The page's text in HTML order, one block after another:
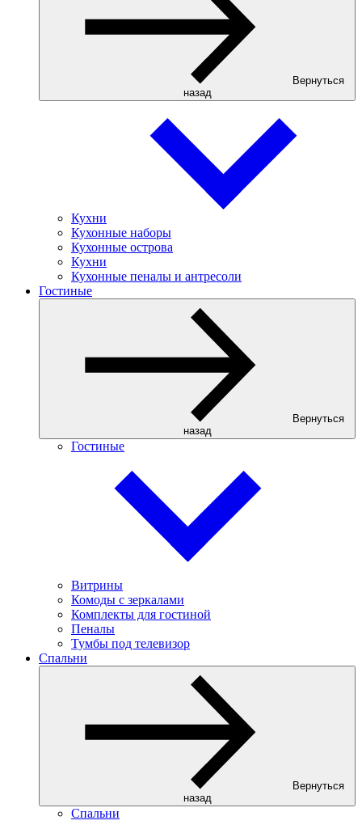
Вернуться
назад
Кухни
Кухонные наборы
Кухонные острова
Кухни
Кухонные пеналы и антресоли
Гостиные
Вернуться
назад
Гостиные
Витрины
Комоды с зеркалами
Комплекты для гостиной
Пеналы
Тумбы под телевизор
Спальни
Вернуться
назад
Спальни